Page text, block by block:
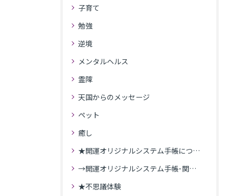
子育て
勉強
逆境
メンタルヘルス
霊障
天国からのメッセージ
ペット
癒し
★開運オリジナルシステム手帳について
→開運オリジナルシステム手帳･関連記事
★不思議体験